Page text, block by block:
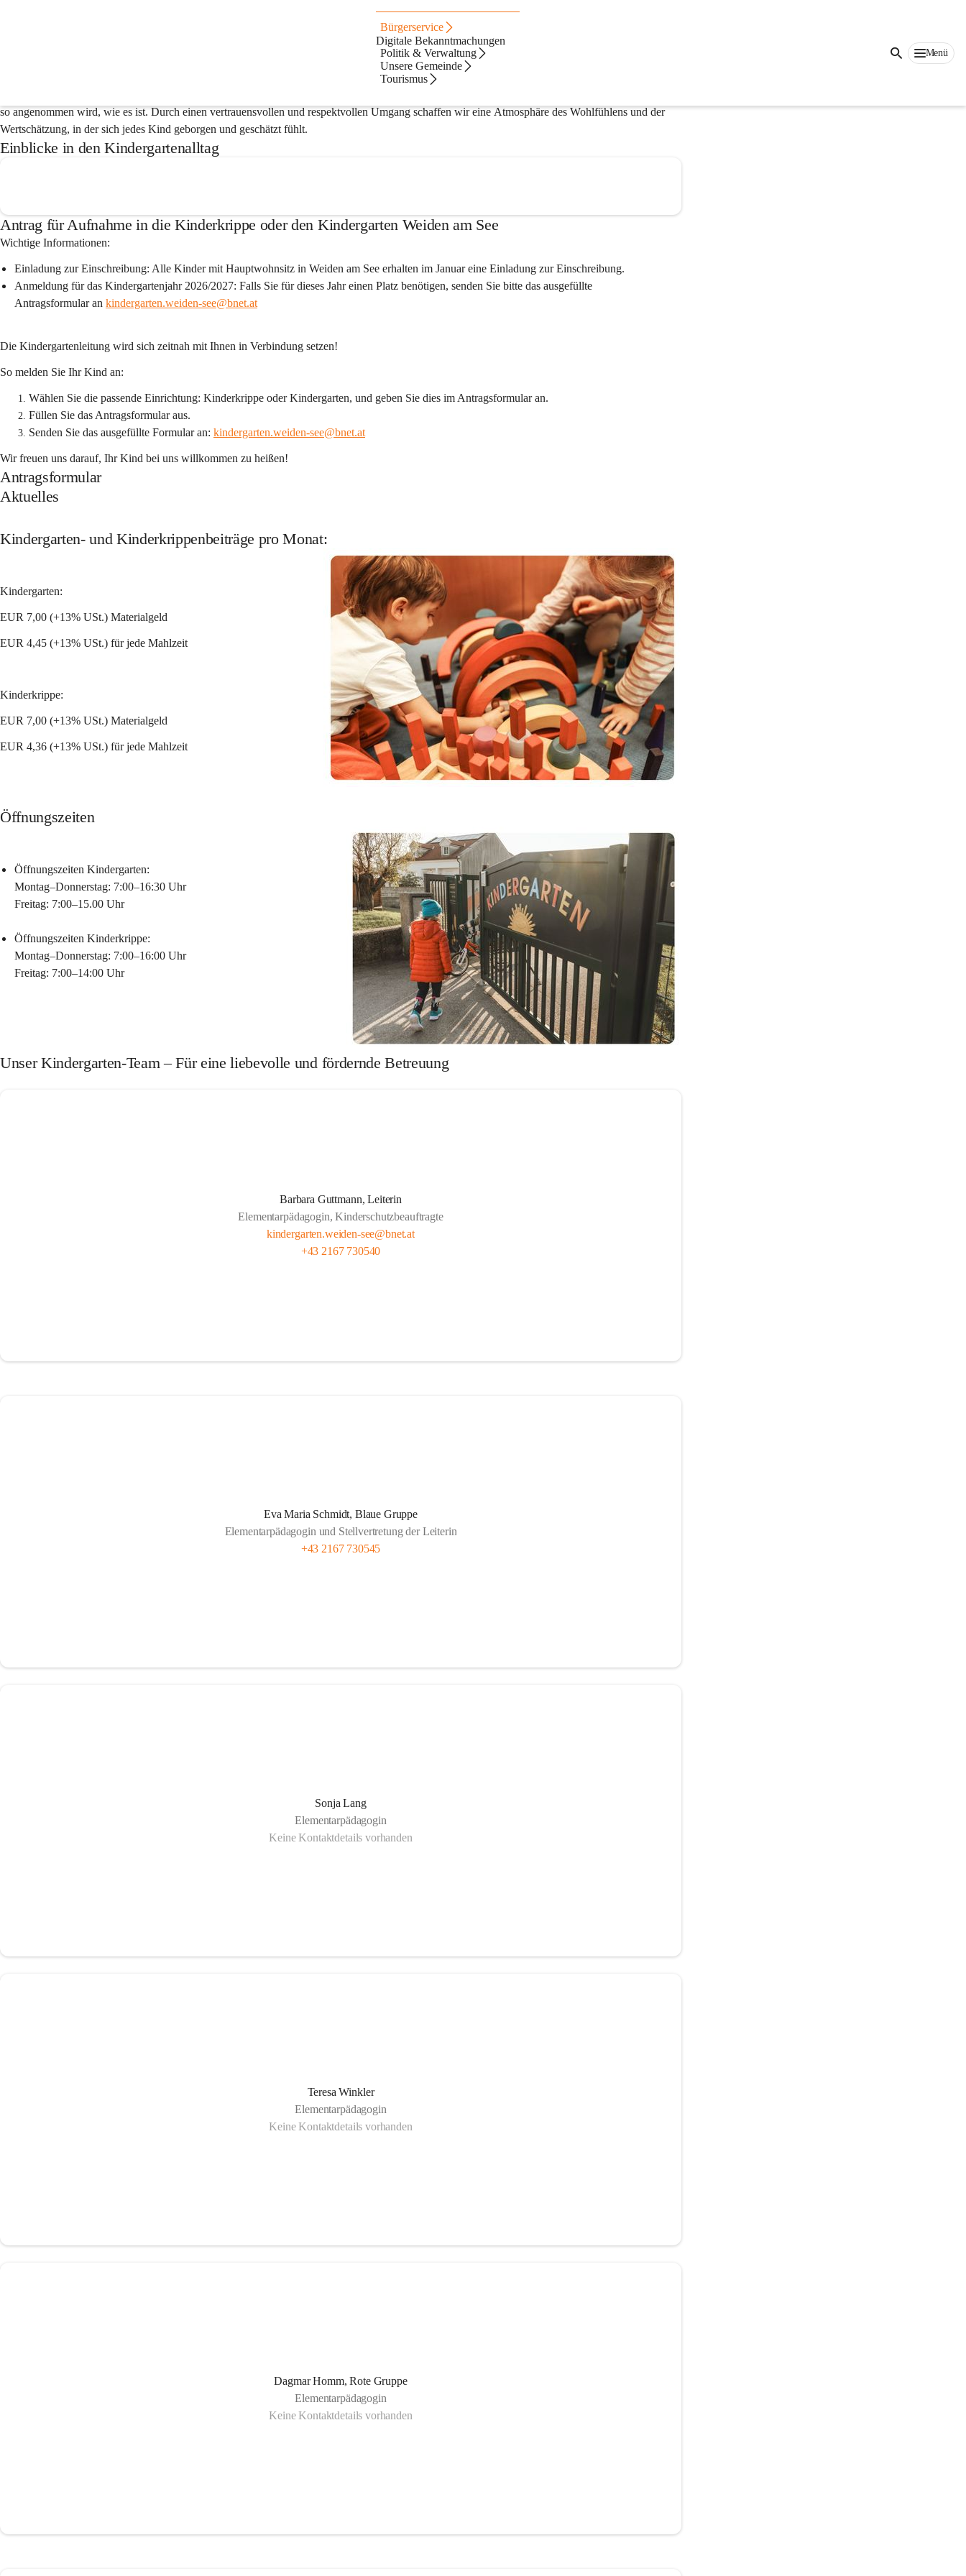
Bürgerservice
Digitale Bekanntmachungen
Politik & Verwaltung
Unsere Gemeinde
Tourismus
Menü
Wertschätzung und Akzeptanz – Die Basis für das Wachstum Ihres Kindes
so angenommen wird, wie es ist. Durch einen vertrauensvollen und respektvollen Umgang schaffen wir eine Atmosphäre des Wohlfühlens und der
Wertschätzung, in der sich jedes Kind geborgen und geschätzt fühlt.
Einblicke in den Kindergartenalltag
Antrag für Aufnahme in die Kinderkrippe oder den Kindergarten Weiden am See
Wichtige Informationen:
Einladung zur Einschreibung: Alle Kinder mit Hauptwohnsitz in Weiden am See erhalten im Januar eine Einladung zur Einschreibung.
Anmeldung für das Kindergartenjahr 2026/2027: Falls Sie für dieses Jahr einen Platz benötigen, senden Sie bitte das ausgefüllte
Antragsformular an kindergarten.weiden-see@bnet.at
Die Kindergartenleitung wird sich zeitnah mit Ihnen in Verbindung setzen!
So melden Sie Ihr Kind an:
Wählen Sie die passende Einrichtung: Kinderkrippe oder Kindergarten, und geben Sie dies im Antragsformular an.
Füllen Sie das Antragsformular aus.
Senden Sie das ausgefüllte Formular an: kindergarten.weiden-see@bnet.at
Wir freuen uns darauf, Ihr Kind bei uns willkommen zu heißen!
Antragsformular
Aktuelles
Kindergarten- und Kinderkrippenbeiträge pro Monat:
Kindergarten:
EUR 7,00 (+13% USt.) Materialgeld
EUR 4,45 (+13% USt.) für jede Mahlzeit
Kinderkrippe:
EUR 7,00 (+13% USt.) Materialgeld
EUR 4,36 (+13% USt.) für jede Mahlzeit
Öffnungszeiten
Öffnungszeiten Kindergarten:
Montag–Donnerstag: 7:00–16:30 Uhr
Freitag: 7:00–15.00 Uhr
Öffnungszeiten Kinderkrippe:
Montag–Donnerstag: 7:00–16:00 Uhr
Freitag: 7:00–14:00 Uhr
Unser Kindergarten-Team – Für eine liebevolle und fördernde Betreuung
Barbara Guttmann, Leiterin
Elementarpädagogin, Kinderschutzbeauftragte
kindergarten.weiden-see@bnet.at
+43 2167 730540
Eva Maria Schmidt, Blaue Gruppe
Elementarpädagogin und Stellvertretung der Leiterin
+43 2167 730545
Sonja Lang
Elementarpädagogin
Keine Kontaktdetails vorhanden
Teresa Winkler
Elementarpädagogin
Keine Kontaktdetails vorhanden
Dagmar Homm, Rote Gruppe
Elementarpädagogin
Keine Kontaktdetails vorhanden